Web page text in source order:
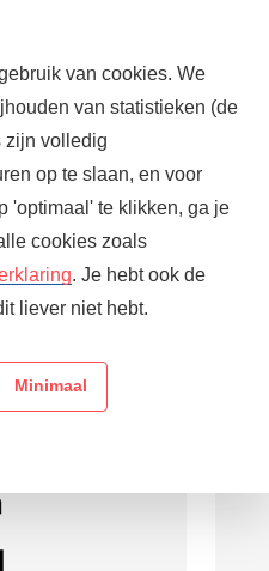
van cookies. We
van statistieken (de
zijn volledig
op te slaan, en voor
'optimaal' te klikken, ga je
cookies zoals
. Je hebt ook de
liever niet hebt.
Minimaal